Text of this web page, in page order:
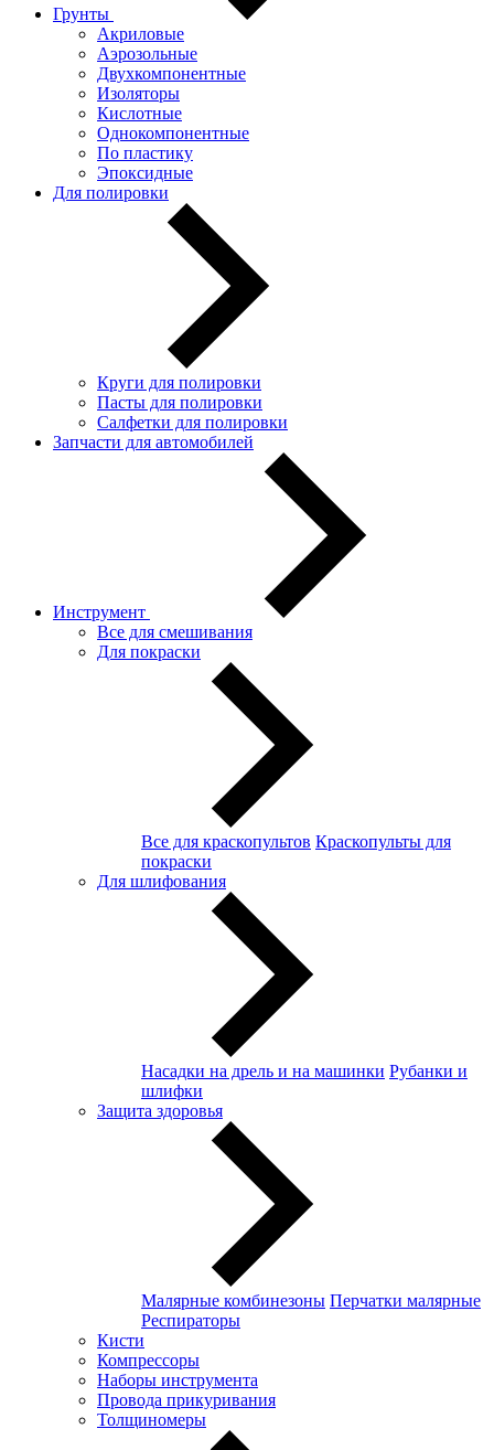
Грунты
Акриловые
Аэрозольные
Двухкомпонентные
Изоляторы
Кислотные
Однокомпонентные
По пластику
Эпоксидные
Для полировки
Круги для полировки
Пасты для полировки
Салфетки для полировки
Запчасти для автомобилей
Инструмент
Все для смешивания
Для покраски
Все для краскопультов Краскопульты для
покраски
Для шлифования
Насадки на дрель и на машинки Рубанки и
шлифки
Защита здоровья
Малярные комбинезоны Перчатки малярные
Респираторы
Кисти
Компрессоры
Наборы инструмента
Провода прикуривания
Толщиномеры